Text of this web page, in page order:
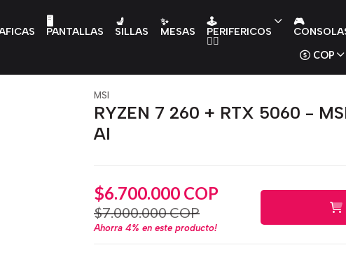
🖥️
PANTALLAS
💺
SILLAS
✨
MESAS
🕹️
PERIFERICOS
👇🏻
🎮
COP
MSI
RYZEN 7 260 + RTX 5060 -
AI
$6.700.000 COP
$7.000.000 COP
Ahorra 4% en este producto!